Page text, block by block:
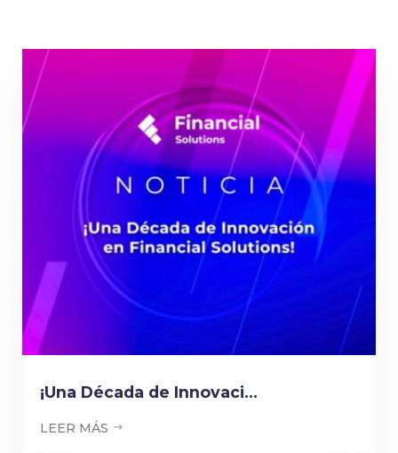
¡Una Década de Innovaci...
LEER MÁS